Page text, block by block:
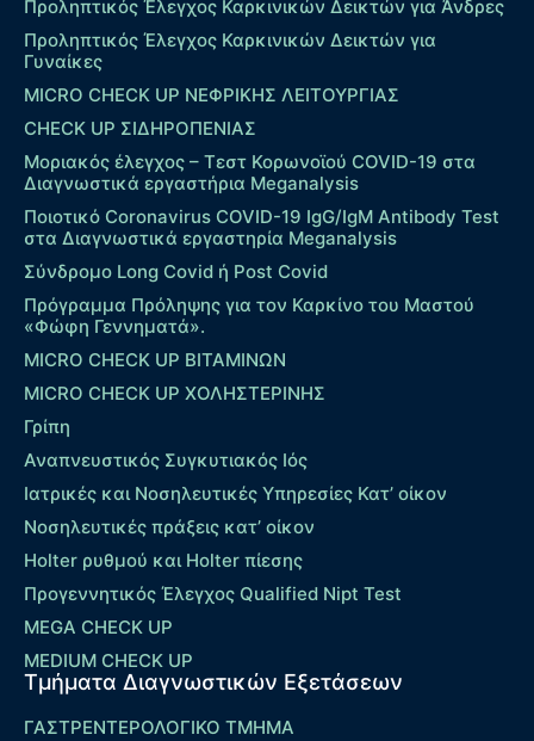
Προληπτικός Έλεγχος Καρκινικών Δεικτών για Άνδρες
Προληπτικός Έλεγχος Καρκινικών Δεικτών για
Γυναίκες
MICRO CHECK UP ΝΕΦΡΙΚΗΣ ΛΕΙΤΟΥΡΓΙΑΣ
CHECK UP ΣΙΔΗΡΟΠΕΝΙΑΣ
Μοριακός έλεγχος – Τεστ Κορωνοϊού COVID-19 στα
Διαγνωστικά εργαστήρια Meganalysis
Ποιοτικό Coronavirus COVID-19 IgG/IgM Antibody Test
στα Διαγνωστικά εργαστηρία Meganalysis
Σύνδρομο Long Covid ή Post Covid
Πρόγραμμα Πρόληψης για τον Καρκίνο του Μαστού
«Φώφη Γεννηματά».
MICRO CHECK UP ΒΙΤΑΜΙΝΩΝ
MICRO CHECK UP ΧΟΛΗΣΤΕΡΙΝΗΣ
Γρίπη
Αναπνευστικός Συγκυτιακός Ιός
Ιατρικές και Νοσηλευτικές Υπηρεσίες Κατ’ οίκον
Νοσηλευτικές πράξεις κατ’ οίκον
Holter ρυθμού και Holter πίεσης
Προγεννητικός Έλεγχος Qualified Nipt Test
MEGA CHECK UP
MEDIUM CHECK UP
Τμήματα Διαγνωστικών Εξετάσεων
ΓΑΣΤΡΕΝΤΕΡΟΛΟΓΙΚΟ ΤΜΗΜΑ